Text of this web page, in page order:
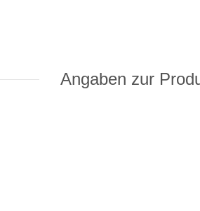
Angaben zur